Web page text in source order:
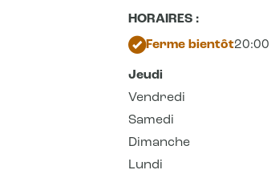
HORAIRES :
Ferme bientôt
Jeudi
Vendredi
Samedi
Dimanche
Lundi